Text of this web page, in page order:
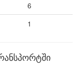
6
1